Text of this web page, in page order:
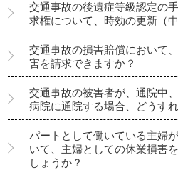
交通事故の後遺症等級認定の
求権について、時効の更新（
交通事故の損害賠償において
害を請求できますか？
交通事故の被害者が、通院中
病院に通院する場合、どうす
パートとして働いている主婦
いて、主婦としての休業損害
しょうか？